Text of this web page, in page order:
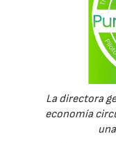
La directora
economía